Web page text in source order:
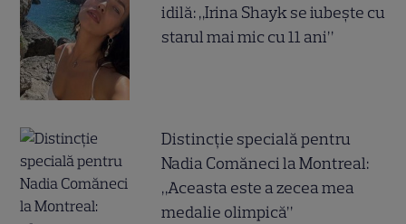
idilă: „Irina Shayk se iubește cu
starul mai mic cu 11 ani”
Distincție specială pentru
Nadia Comăneci la Montreal:
„Aceasta este a zecea mea
medalie olimpică”